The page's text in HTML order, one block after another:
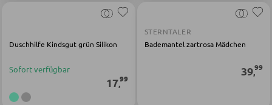
Kinderkommoden
Sonstige Kindermöbel
JUGENDZIMMER
Duschhilfe Kindsgut grün Silikon
Sofort verfügbar
17,99
STERNTALER
Bademantel zartrosa Mädchen
39,99